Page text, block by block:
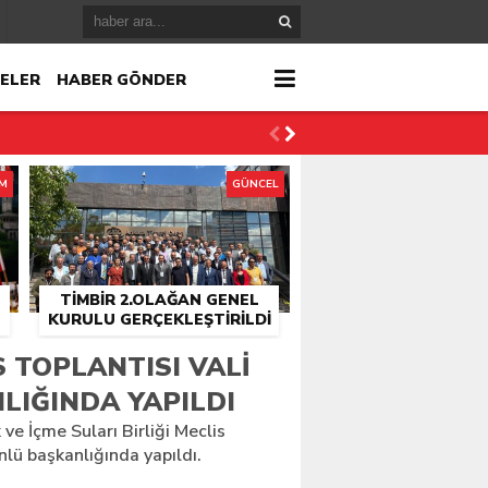
HABER GÖNDER
TİMBİR 2.OLAĞAN GENEL
KURULU GERÇEKLEŞTIRILDI
GÜNCEL
TOPLANTISI VALI
YAPILDI
ve İçme Suları Birliği Meclis
başkanlığında yapıldı.